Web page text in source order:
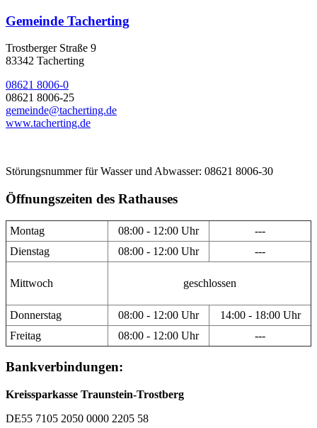
Gemeinde Tacherting
Trostberger Straße 9
83342 Tacherting
08621 8006-0
08621 8006-25
gemeinde@tacherting.de
www.tacherting.de
Störungsnummer für Wasser und Abwasser: 08621 8006-30
Öffnungszeiten des Rathauses
Montag 08:00 - 12:00 Uhr
---
Dienstag
08:00 - 12:00 Uhr ---
Mittwoch geschlossen
Donnerstag 08:00 - 12:00 Uhr
14:00 - 18:00 Uhr
Freitag
08:00 - 12:00 Uhr ---
Bankverbindungen:
Kreissparkasse Traunstein-Trostberg
DE55 7105 2050 0000 2205 58